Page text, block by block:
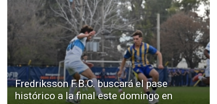
Fredriksson F.B.C. buscará el pase
histórico a la final este domingo en